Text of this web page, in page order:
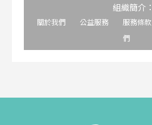
組織簡介：
關於我們 公益服務 服務條款
們